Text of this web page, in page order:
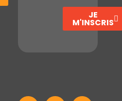
JE
M'INSCRIS